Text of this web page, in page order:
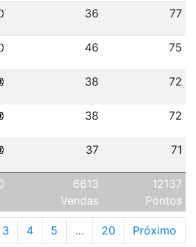
36 77
46 75
38 72
38 72
37 71
6613
Vendas
12137
Pontos
3 4 5 … 20 Próximo